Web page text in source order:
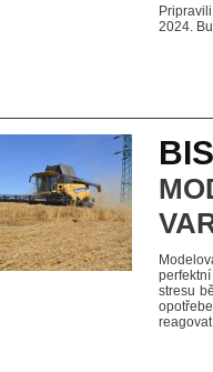
2024.
stresu